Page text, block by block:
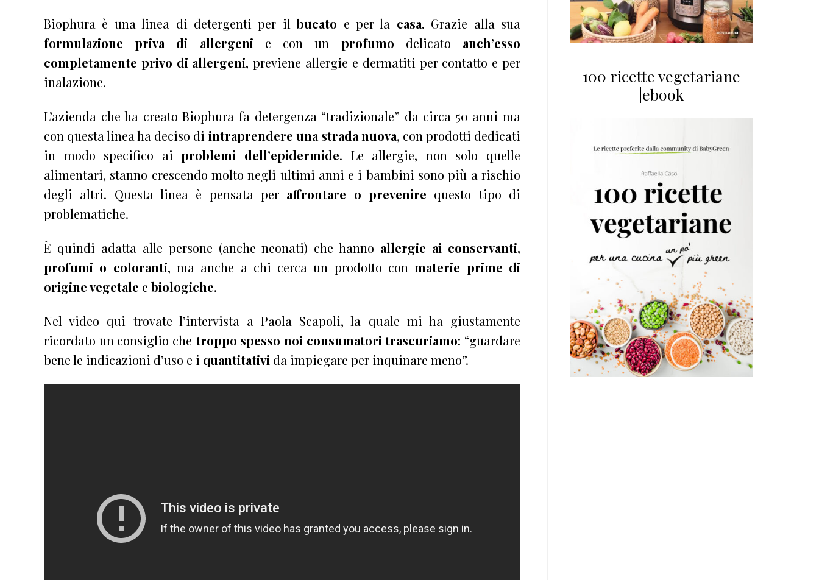
Biophura è una linea di detergenti per ilbucato e per la casa. Grazie alla sua
formulazione
priva di allergeni e con un profumo delicato anch’esso
completamente privo di allergeni, previene allergie e dermatiti per contatto e per
inalazione.
L’azienda che ha creato Biophura fa detergenza “tradizionale” da circa 50 anni ma
con questa linea ha deciso di intraprendere una strada nuova, con prodotti dedicati
in modo specifico aiproblemi dell’epidermide. Le allergie, non solo quelle
alimentari, stanno crescendo molto negli ultimi anni e i bambini sono più a rischio
degli altri. Questa linea è pensata per affrontare o prevenire questo tipo di
problematiche.
È quindi adatta alle persone (anche neonati) che hanno allergie ai conservanti,
profumi o coloranti, ma anche a chi cerca un prodotto conmaterie prime di
origine vegetale ebiologiche.
Nel video qui trovate l’intervista a Paola Scapoli, la quale mi ha giustamente
ricordato un consiglio che troppo spesso noi consumatori trascuriamo: “guardare
bene le indicazioni d’uso e i quantitativi da impiegare per inquinare meno”.
100 ricette vegetariane
|ebook